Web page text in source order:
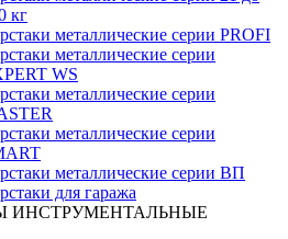
кг
металлические серии PROFI
металлические серии
WS
металлические серии
металлические серии
металлические серии ВП
для гаража
ИНСТРУМЕНТАЛЬНЫЕ